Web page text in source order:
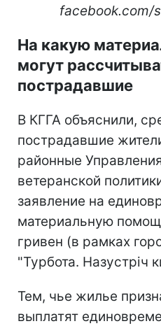
facebook.com/
На какую
могут
пострадавшие
В КГГА объяснили,
пострадавшие
районные
ветеранской
заявление на
материальную
гривен (в рамках
"Турбота. Назустріч
Тем, чье жилье
выплатят